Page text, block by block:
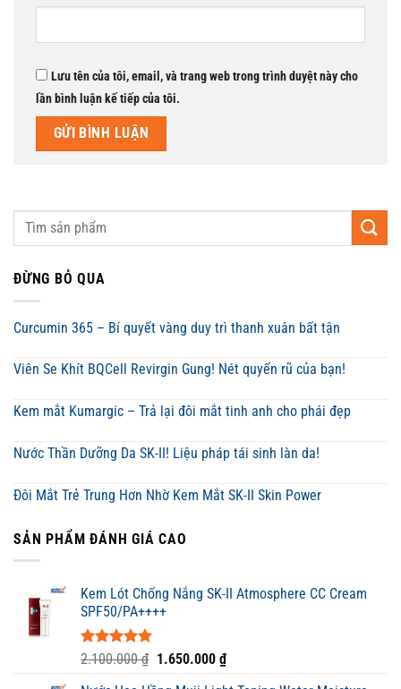
Lưu tên của tôi, email, và trang web trong trình duyệt này cho
lần bình luận kế tiếp của tôi.
ĐỪNG BỎ QUA
Curcumin 365 – Bí quyết vàng duy trì thanh xuân bất tận
Viên Se Khít BQCell Revirgin Gung! Nét quyến rũ của bạn!
Kem mắt Kumargic – Trả lại đôi mắt tinh anh cho phái đẹp
Nước Thần Dưỡng Da SK-II! Liệu pháp tái sinh làn da!
Đôi Mắt Trẻ Trung Hơn Nhờ Kem Mắt SK-II Skin Power
SẢN PHẨM ĐÁNH GIÁ CAO
Kem Lót Chống Nắng SK-II Atmosphere CC Cream
SPF50/PA++++
Được xếp
5 sao
2.100.000₫ Giá
1.650.000 ₫Giá